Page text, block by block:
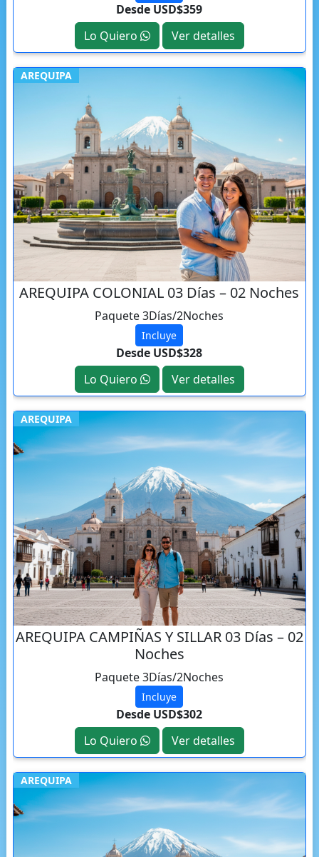
Desde USD$359
Lo Quiero
Ver detalles
AREQUIPA
AREQUIPA COLONIAL 03 Días – 02 Noches
Paquete 3Días/2Noches
Incluye
Desde USD$328
Lo Quiero
Ver detalles
AREQUIPA
AREQUIPA CAMPIÑAS Y SILLAR 03 Días – 02
Noches
Paquete 3Días/2Noches
Incluye
Desde USD$302
Lo Quiero
Ver detalles
AREQUIPA